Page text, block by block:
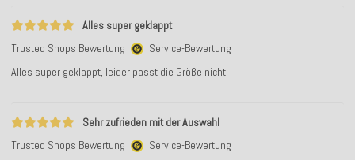
Alles super geklappt
Trusted Shops Bewertung
Service-Bewertung
Alles super geklappt, leider passt die Größe nicht.
Sehr zufrieden mit der Auswahl
Trusted Shops Bewertung
Service-Bewertung